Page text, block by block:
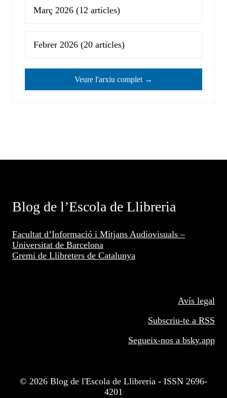
Març 2026 (12 articles)
Febrer 2026 (20 articles)
Veure l'arxiu complet →
Blog de l’Escola de Llibreria
Facultat d’Informació i Mitjans Audiovisuals –
Universitat de Barcelona
Gremi de Llibreters de Catalunya
Avís legal
Subscriu-te a RSS
Segueix-nos a bsky.app
© 2026 Blog de l'Escola de Llibreria - ISSN 2696-
4201